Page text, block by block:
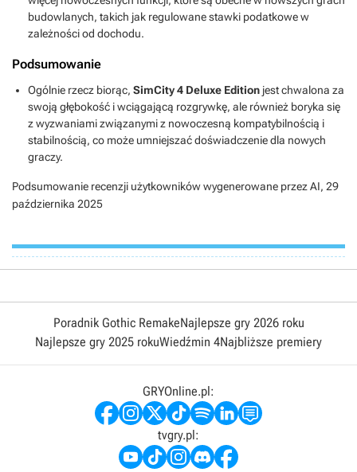
budowlanych, takich jak regulowane stawki podatkowe w
zależności od dochodu.
Podsumowanie
Ogólnie rzecz biorąc, SimCity 4 Deluxe Edition jest chwalona za
swoją głębokość i wciągającą rozgrywkę, ale również boryka się
z wyzwaniami związanymi z nowoczesną kompatybilnością i
stabilnością, co może umniejszać doświadczenie dla nowych
graczy.
Podsumowanie recenzji użytkowników wygenerowane przez AI, 29
października 2025
Poradnik Gothic RemakeNajlepsze gry 2026 roku
Najlepsze gry 2025 rokuWiedźmin 4Najbliższe premiery
GRYOnline.pl:
tvgry.pl: